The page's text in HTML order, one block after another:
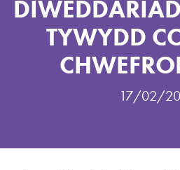
TYWYDD
17/02/